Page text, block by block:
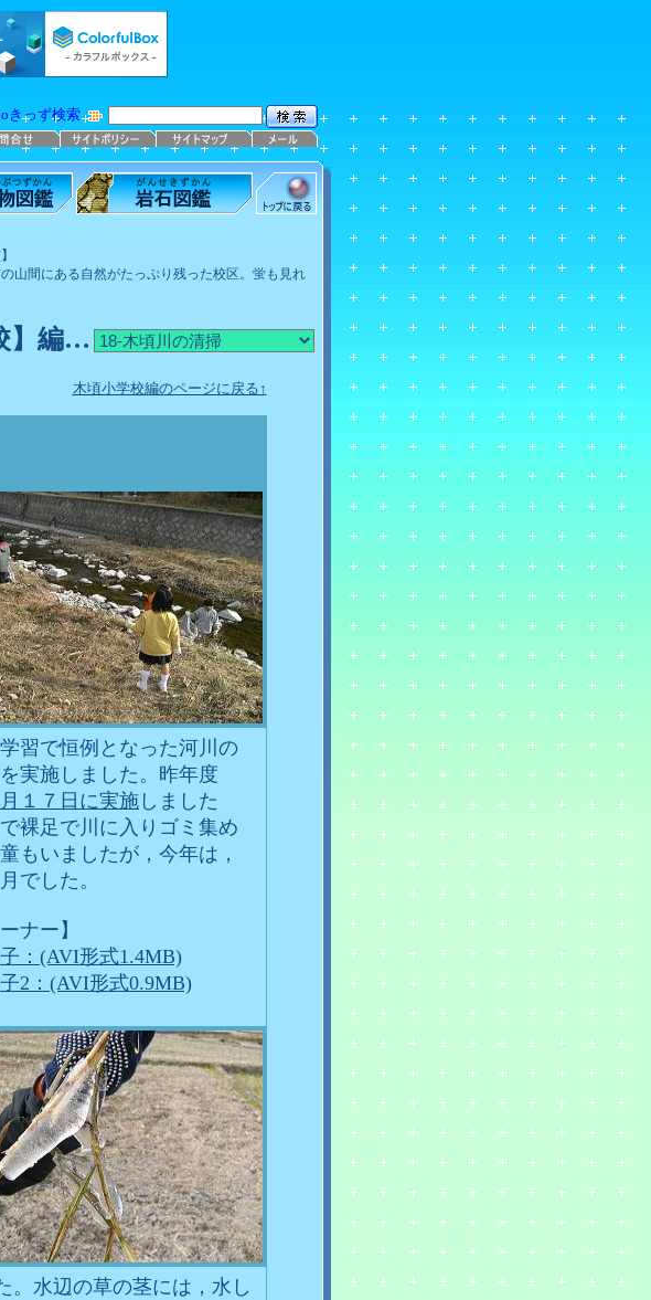
きっず検索
山間にある自然がたっぷり残った校区。蛍も見れ
】編…
木頃小学校編のページに戻る↑
習で恒例となった河川の
実施しました。昨年度
月１７日に実施しました
裸足で川に入りゴミ集め
もいましたが，今年は，
でした。
ナー】
：(AVI形式1.4MB)
2：(AVI形式0.9MB)
。水辺の草の茎には，水し